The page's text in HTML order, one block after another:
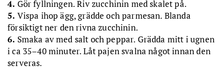
4. Gör fyllningen. Riv zucchinin med skalet på.
5. Vispa ihop ägg, grädde och parmesan. Blanda
försiktigt ner den rivna zucchinin.
6. Smaka av med salt och peppar. Grädda mitt i ugnen
i ca 35–40 minuter. Låt pajen svalna något innan den
serveras.